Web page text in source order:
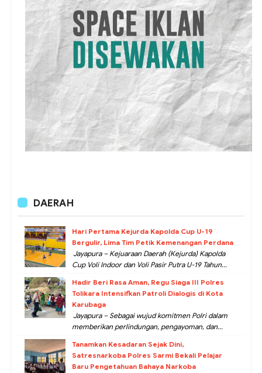
DAERAH
Hari Pertama Kejurda Kapolda Cup U-19
Bergulir, Lima Tim Petik Kemenangan Perdana
Jayapura – Kejuaraan Daerah (Kejurda) Kapolda
Cup Voli Indoor dan Voli Pasir Putra U-19 Tahun...
Hadir Beri Rasa Aman, Regu Siaga III Polres
Tolikara Intensifkan Patroli Dialogis di Kota
Karubaga
Jayapura – Sebagai wujud komitmen Polri dalam
memberikan perlindungan, pengayoman, dan...
Tanamkan Kesadaran Sejak Dini,
Satresnarkoba Polres Sarmi Bekali Pelajar
Baru Pengetahuan Bahaya Narkoba